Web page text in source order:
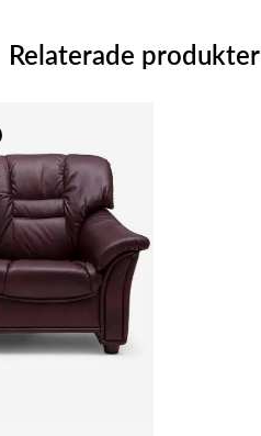
Relaterade produkter